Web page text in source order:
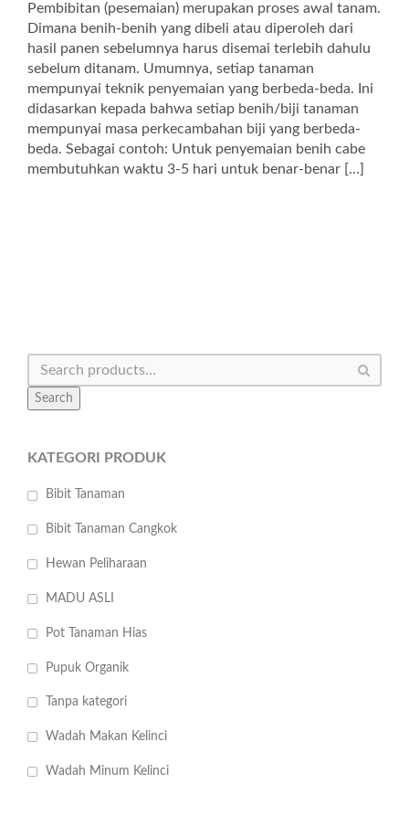
Pembibitan (pesemaian) merupakan proses awal tanam.
Dimana benih-benih yang dibeli atau diperoleh dari
hasil panen sebelumnya harus disemai terlebih dahulu
sebelum ditanam. Umumnya, setiap tanaman
mempunyai teknik penyemaian yang berbeda-beda. Ini
didasarkan kepada bahwa setiap benih/biji tanaman
mempunyai masa perkecambahan biji yang berbeda-
beda. Sebagai contoh: Untuk penyemaian benih cabe
membutuhkan waktu 3-5 hari untuk benar-benar […]
Search
KATEGORI PRODUK
Bibit Tanaman
Bibit Tanaman Cangkok
Hewan Peliharaan
MADU ASLI
Pot Tanaman Hias
Pupuk Organik
Tanpa kategori
Wadah Makan Kelinci
Wadah Minum Kelinci